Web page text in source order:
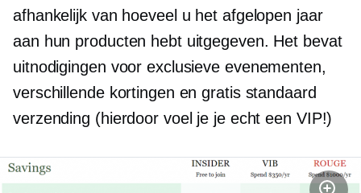
afhankelijk van hoeveel u het afgelopen jaar
aan hun producten hebt uitgegeven. Het bevat
uitnodigingen voor exclusieve evenementen,
verschillende kortingen en gratis standaard
verzending (hierdoor voel je je echt een VIP!)